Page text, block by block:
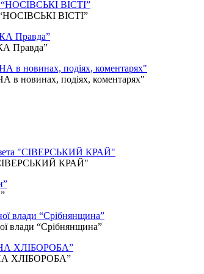
“НОСІВСЬКІ ВІСТІ”
“НОСІВСЬКІ ВІСТІ”
Правда”
Правда”
подіях, коментарях"
подіях, коментарях"
"СІВЕРСЬКИЙ КРАЙ"
"СІВЕРСЬКИЙ КРАЙ"
влади “Срібнянщина”
влади “Срібнянщина”
ХЛІБОРОБА”
ХЛІБОРОБА”